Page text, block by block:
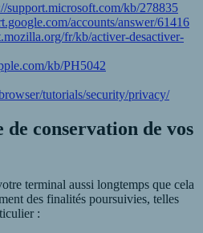
support.microsoft.com/kb/278835
accounts/answer/61416
fr/kb/activer-desactiver-
kb/PH5042
tutorials/security/privacy/
de conservation de vos
terminal aussi longtemps que cela
des finalités poursuivies, telles
: